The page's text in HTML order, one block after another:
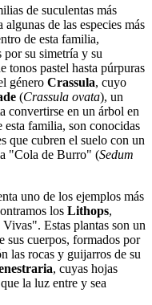
de suculentas más
algunas de las especies más
de esta familia,
por su simetría y su
tonos pastel hasta púrpuras
género Crassula, cuyo
(Crassula ovata), un
convertirse en un árbol en
esta familia, son conocidas
que cubren el suelo con un
"Cola de Burro" (Sedum
uno de los ejemplos más
los Lithops,
Estas plantas son un
sus cuerpos, formados por
las rocas y guijarros de su
, cuyas hojas
la luz entre y sea